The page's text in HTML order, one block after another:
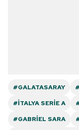
#GALATASARAY
#İTALYA SERIE A
#GABRIEL SARA